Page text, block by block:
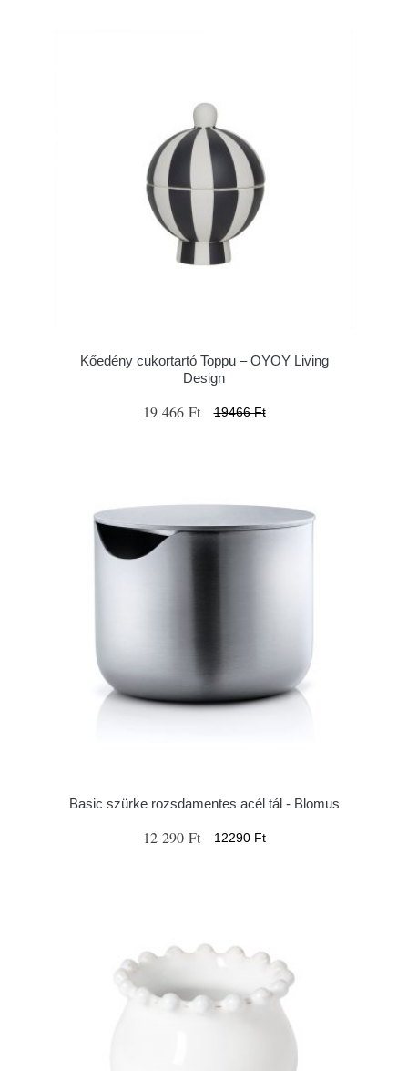
Kőedény cukortartó Toppu – OYOY Living
Design
19 466 Ft 19466 Ft
Basic szürke rozsdamentes acél tál - Blomus
12 290 Ft 12290 Ft